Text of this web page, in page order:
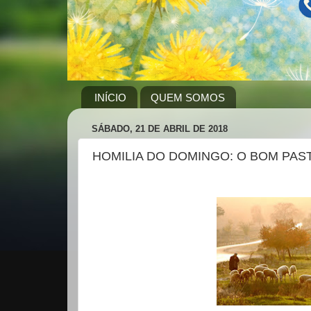
INÍCIO QUEM SOMOS
SÁBADO, 21 DE ABRIL DE 2018
HOMILIA DO DOMINGO: O BOM